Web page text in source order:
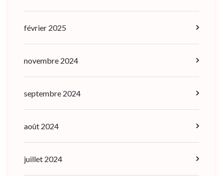
février 2025
novembre 2024
septembre 2024
août 2024
juillet 2024